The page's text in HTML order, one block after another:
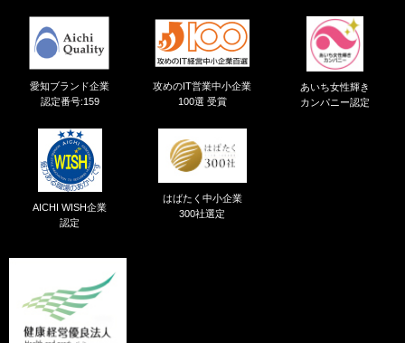
愛知ブランド企業
認定番号:159
攻めのIT営業中小企業
100選 受賞
あいち女性輝き
カンパニー認定
AICHI WISH企業
認定
はばたく中小企業
300社選定